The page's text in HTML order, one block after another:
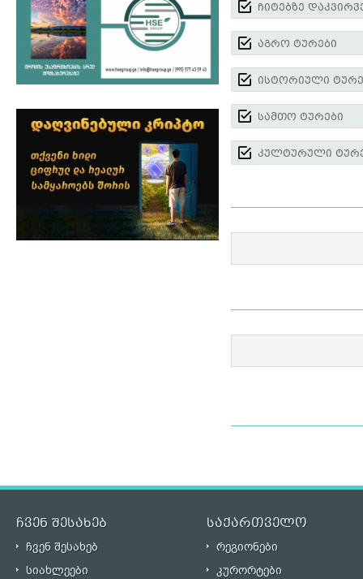
ჩიტებზე
აგრო ტურები
ისტორიული
სამთო ტურები
კულტურული
ჩვენ შესახებ საქართველო
ჩვენ შესახებ
რეგიონები
სიახლეები
კურორტები